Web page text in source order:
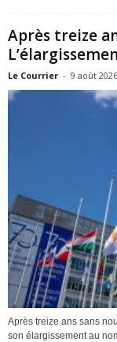
Après treize
Le Courrier - 9 août 2026
Après treize ans sans
son élargissement au